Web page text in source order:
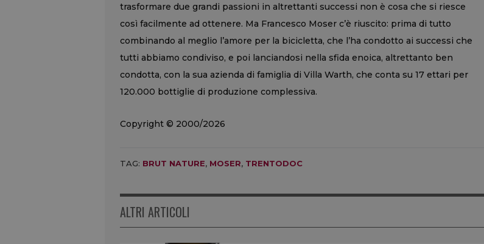
trasformare due grandi passioni in altrettanti successi non è cosa che si riesce
così facilmente ad ottenere. Ma Francesco Moser c’è riuscito: prima di tutto
combinando al meglio l’amore per la bicicletta, che l’ha condotto ai successi che
tutti abbiamo condiviso, e poi lanciandosi nella sfida enoica, altrettanto ben
condotta, con la sua azienda di famiglia di Villa Warth, che conta su 17 ettari per
120.000 bottiglie di produzione complessiva.
Copyright © 2000/2026
TAG: BRUT NATURE, MOSER, TRENTODOC
ALTRI ARTICOLI